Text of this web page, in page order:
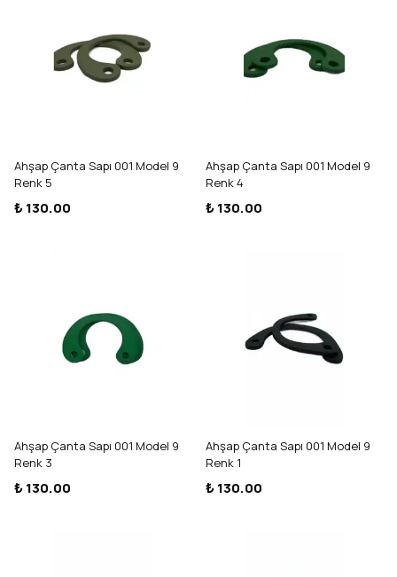
Ahşap Çanta Sapı 001 Model 9
Renk 5
₺ 130.00
Ahşap Çanta Sapı 001 Model 9
Renk 4
₺ 130.00
Ahşap Çanta Sapı 001 Model 9
Renk 3
₺ 130.00
Ahşap Çanta Sapı 001 Model 9
Renk 1
₺ 130.00